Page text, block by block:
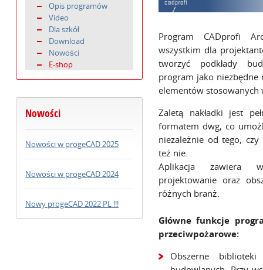
Program CADprofi
wszystkim dla
tworzyć podkłady
program jako
elementów
Zaletą nakładki jest
formatem dwg, co
niezależnie od tego,
też nie.
Aplikacja zawiera
projektowanie oraz
różnych branż.
Główne funkcje
przeciwpożarowe:
Obszerne
Opis programów
Video
Dla szkół
Download
Nowości
E-shop
Nowości
Nowości w progeCAD 2025
Nowości w progeCAD 2024
Nowy progeCAD 2022 PL !!!